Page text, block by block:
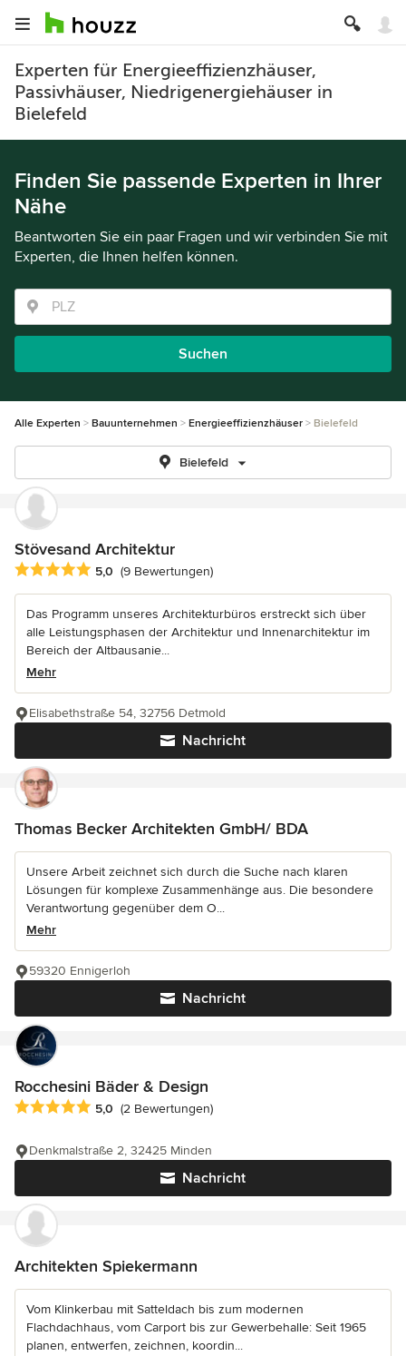
Experten für Energieeffizienzhäuser,
Passivhäuser, Niedrigenergiehäuser in
Bielefeld
Finden Sie passende Experten in Ihrer
Nähe
Beantworten Sie ein paar Fragen und wir verbinden Sie mit
Experten, die Ihnen helfen können.
Suchen
Alle Experten Bauunternehmen Energieeffizienzhäuser Bielefeld
Bielefeld
Stövesand Architektur
Durchschnittliche Bewertung: 5 von 5 Sternen
5,0 (9 Bewertungen)
Das Programm unseres Architekturbüros erstreckt sich über
alle Leistungsphasen der Architektur und Innenarchitektur im
Bereich der Altbausanie...
Mehr
Nachricht
Elisabethstraße 54, 32756 Detmold
Thomas Becker Architekten GmbH/ BDA
Unsere Arbeit zeichnet sich durch die Suche nach klaren
Lösungen für komplexe Zusammenhänge aus. Die besondere
Verantwortung gegenüber dem O...
Mehr
Nachricht
59320 Ennigerloh
Rocchesini Bäder & Design
Durchschnittliche Bewertung: 5 von 5 Sternen
5,0 (2 Bewertungen)
Nachricht
Denkmalstraße 2, 32425 Minden
Architekten Spiekermann
Vom Klinkerbau mit Satteldach bis zum modernen
Flachdachhaus, vom Carport bis zur Gewerbehalle: Seit 1965
planen, entwerfen, zeichnen, koordin...